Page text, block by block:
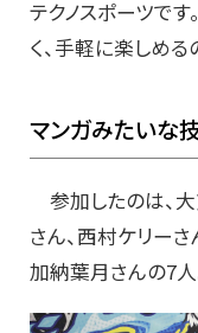
テクノスポーツで
く、手軽に楽しめる
マンガみたいな
参加したのは、
さん、西村ケリー
加納葉月さんの7人